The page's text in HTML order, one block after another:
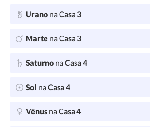
Urano naCasa 3
Marte naCasa 3
Saturno naCasa 4
Sol naCasa 4
Vênus naCasa 4